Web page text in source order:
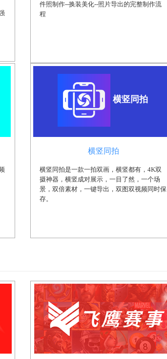
件照制作--换装美化--照片导出的完整制作流
程
横竖同拍
横竖同拍
横竖同拍是一款一拍双画，横竖都有，4K双
摄神器，横竖成对展示，一目了然，一个场
景，双倍素材，一键导出，双图双视频同时保
存。